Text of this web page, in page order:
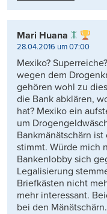
Mari Huana
28.04.2016 um 07:00
Mexiko?
wegen dem
gehören wohl zu
die Bank abklären,
hat? Mexiko ein
um
Bankmänätschärn
stimmt. Würde mich
Bankenlobby sich
Legalisierung
Briefkästen nicht
mehr interessant.
bei den Mänätschärn.